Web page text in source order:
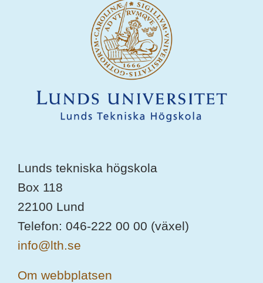
Lunds tekniska högskola
Box 118
22100 Lund
Telefon: 046-222 00 00 (växel)
info@lth.se
Om webbplatsen